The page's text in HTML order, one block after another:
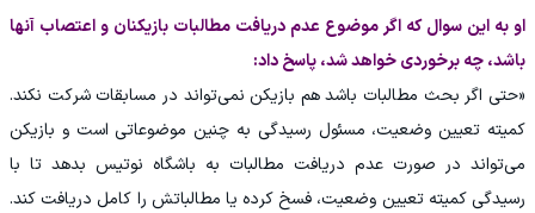
او به این سوال که اگر موضوع عدم دریافت مطالبات بازیکنان و اعتصاب آنها
باشد، چه برخوردی خواهد شد، پاسخ داد:
«حتی اگر بحث مطالبات باشد هم بازیکن نمی‌تواند در مسابقات شرکت نکند.
کمیته تعیین وضعیت، مسئول رسیدگی به چنین موضوعاتی است و بازیکن
می‌تواند در صورت عدم دریافت مطالبات به باشگاه نوتیس بدهد تا با
رسیدگی کمیته تعیین وضعیت، فسخ کرده یا مطالباتش را کامل دریافت کند.